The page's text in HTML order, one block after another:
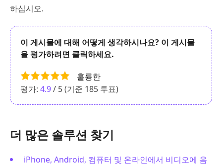
하십시오.
이 게시물에 대해 어떻게 생각하시나요? 이 게시물
을 평가하려면 클릭하세요.
훌륭한
평가: 4.9/ 5 (기준 185 투표)
더 많은 솔루션 찾기
iPhone, Android, 컴퓨터 및 온라인에서 비디오에 음